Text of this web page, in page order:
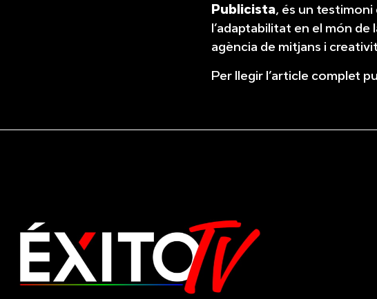
Publicista, és un
l’adaptabilitat en el món
agència de mitjans i
Per llegir l’article complet